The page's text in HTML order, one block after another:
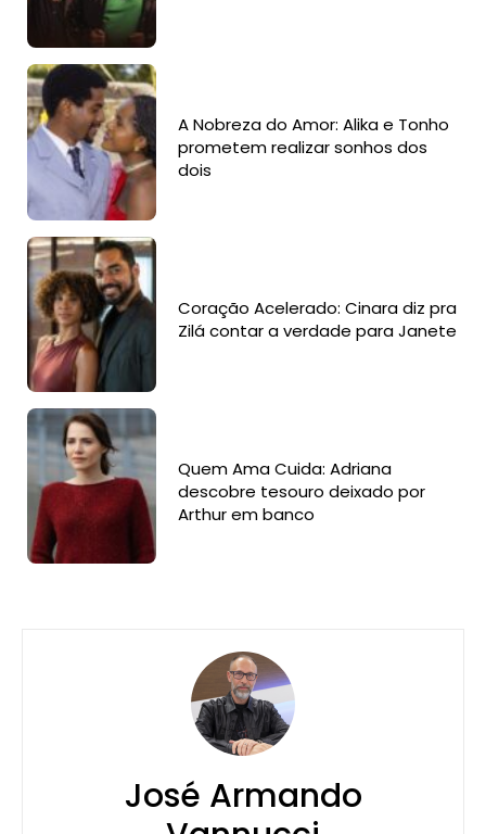
A Nobreza do Amor: Alika e Tonho
prometem realizar sonhos dos
dois
Coração Acelerado: Cinara diz pra
Zilá contar a verdade para Janete
Quem Ama Cuida: Adriana
descobre tesouro deixado por
Arthur em banco
José Armando